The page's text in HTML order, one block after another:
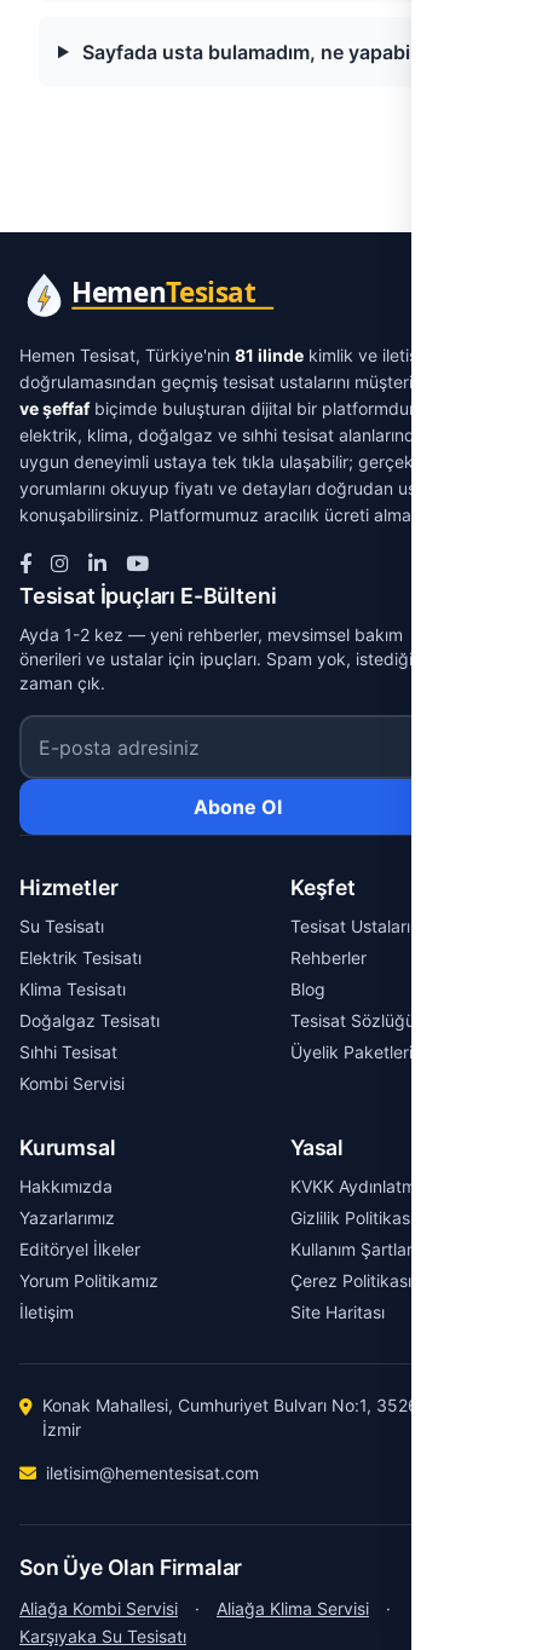
Sayfada usta bulamadım, ne yapabilirim?
Hemen Tesisat, Türkiye'nin 81 ilinde kimlik ve iletişim
doğrulamasından geçmiş tesisat ustalarını müşterilerle
ve şeffafbiçimde buluşturan dijital bir platformdur. Su tesisatı,
elektrik, klima, doğalgaz ve sıhhi tesisat alanlarında ihtiyacınıza
uygun deneyimli ustaya tek tıkla ulaşabilir; gerçek müşteri
yorumlarını okuyup fiyatı ve detayları doğrudan ustayla
konuşabilirsiniz. Platformumuz aracılık ücreti almaz.
Tesisat İpuçları E-Bülteni
Ayda 1-2 kez — yeni rehberler, mevsimsel bakım
önerileri ve ustalar için ipuçları. Spam yok, istediğin
zaman çık.
E-posta adresiniz
Abone Ol
Hizmetler
Su Tesisatı
Elektrik Tesisatı
Klima Tesisatı
Doğalgaz Tesisatı
Sıhhi Tesisat
Kombi Servisi
Keşfet
Tesisat Ustaları
Rehberler
Blog
Tesisat Sözlüğü
Üyelik Paketleri
Kurumsal
Hakkımızda
Yazarlarımız
Editöryel İlkeler
Yorum Politikamız
İletişim
Yasal
KVKK Aydınlatma Metni
Gizlilik Politikası
Kullanım Şartları
Çerez Politikası
Site Haritası
Konak Mahallesi, Cumhuriyet Bulvarı No:1, 35260 Konak /
İzmir
iletisim@hementesisat.com
Son Üye Olan Firmalar
Aliağa Kombi Servisi · Aliağa Klima Servisi
·
Karşıyaka Su Tesisatı